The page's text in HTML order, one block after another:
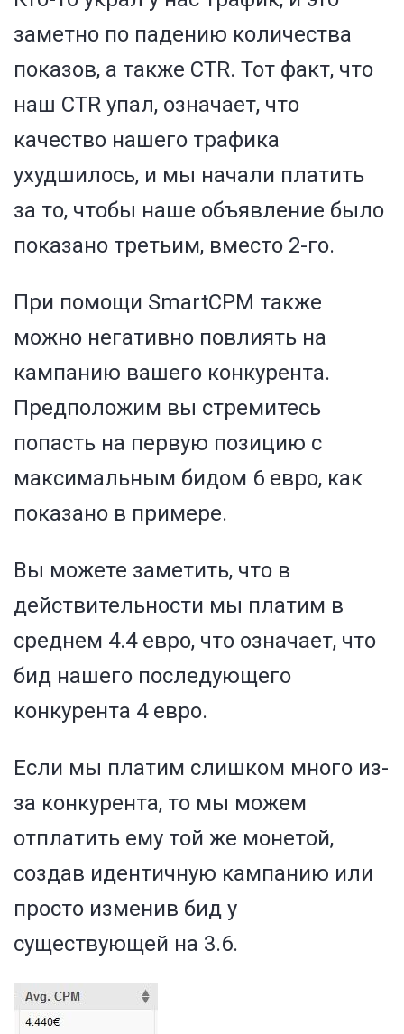
заметно по падению количества
показов, а также CTR. Тот факт, что
наш CTR упал, означает, что
качество нашего трафика
ухудшилось, и мы начали платить
за то, чтобы наше объявление было
показано третьим, вместо 2-го.
При помощи SmartCPM также
можно негативно повлиять на
кампанию вашего конкурента.
Предположим вы стремитесь
попасть на первую позицию с
максимальным бидом 6 евро, как
показано в примере.
Вы можете заметить, что в
действительности мы платим в
среднем 4.4 евро, что означает, что
бид нашего последующего
конкурента 4 евро.
Если мы платим слишком много из-
за конкурента, то мы можем
отплатить ему той же монетой,
создав идентичную кампанию или
просто изменив бид у
существующей на 3.6.